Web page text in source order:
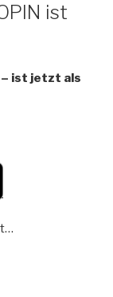
ist
– ist jetzt als